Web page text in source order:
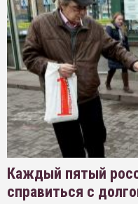
Каждый пятый
справиться с